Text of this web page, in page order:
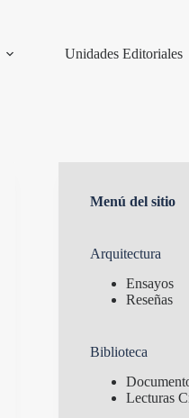
Unidades Editoriales
Menú del sitio
Arquitectura
Ensayos
Reseñas
Biblioteca
Lecturas